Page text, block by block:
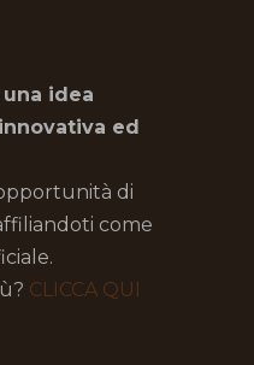
idea
ed
di
come
CLICCA QUI